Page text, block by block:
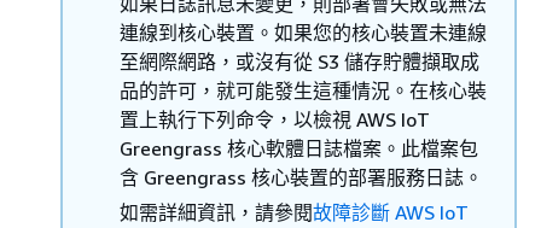
連線到核心裝置。如果您的核心裝置未連線
至網際網路，或沒有從 S3 儲存貯體擷取成
品的許可，就可能發生這種情況。在核心裝
置上執行下列命令，以檢視 AWS IoT
Greengrass 核心軟體日誌檔案。此檔案包
含 Greengrass 核心裝置的部署服務日誌。
如需詳細資訊，請參閱故障診斷 AWS IoT